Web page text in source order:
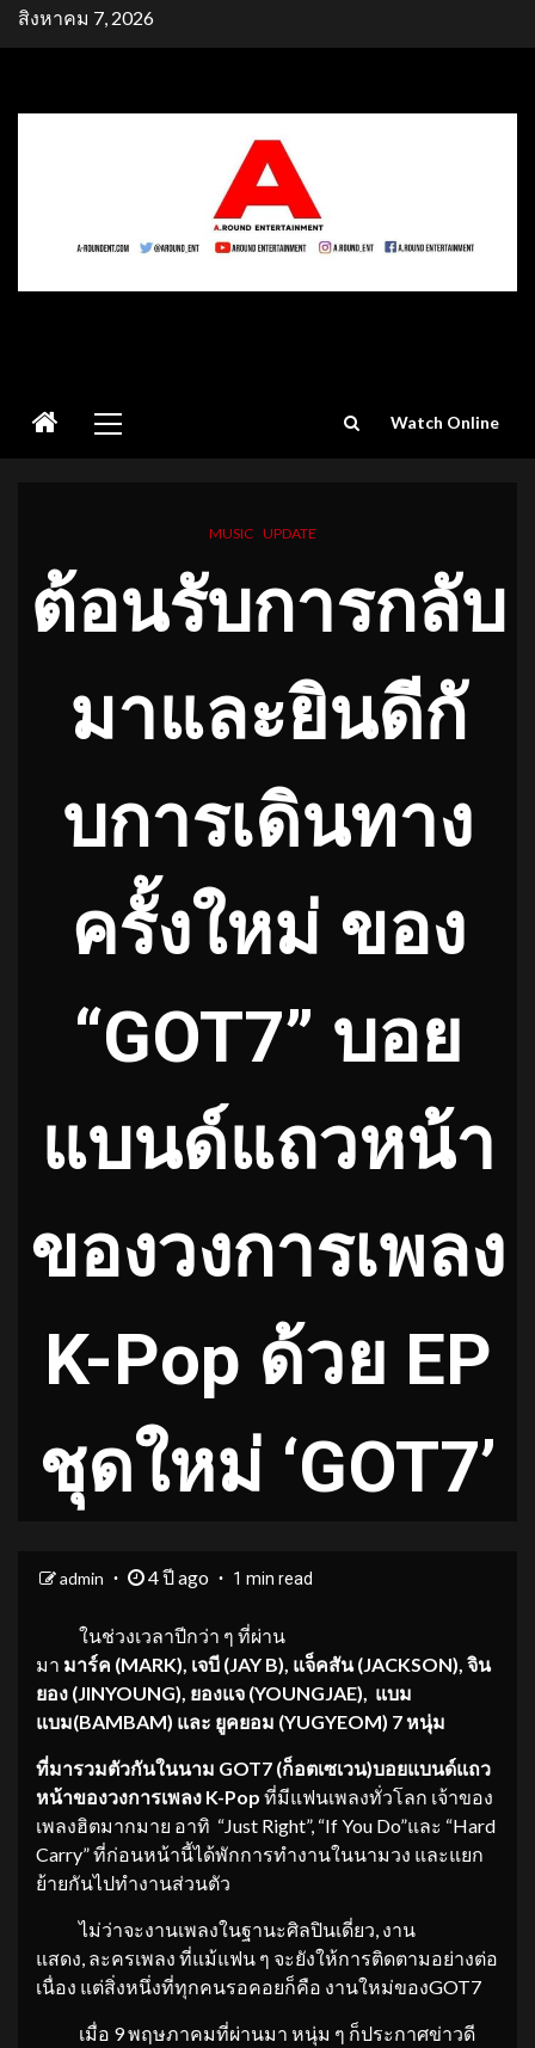
Skipสิงหาคม 7, 2026
Menu
Watch Online
MUSIC UPDATE
ต้อนรับการกลับ
มาและยินดีกั
บการเดินทาง
ครั้งใหม่ ของ
“GOT7” บอย
แบนด์แถวหน้า
ของวงการเพลง
K-Pop ด้วย EP
ชุดใหม่ ‘GOT7’
admin 4 ปี ago 1 min read
ในช่วงเวลาปีกว่า ๆ ที่ผ่าน
มา มาร์ค (MARK), เจบี (JAY B), แจ็คสัน (JACKSON), จิน
ยอง (JINYOUNG), ยองแจ (YOUNGJAE), แบม
แบม(BAMBAM) และ ยูคยอม (YUGYEOM) 7 หนุ่ม
ที่มารวมตัวกันในนาม GOT7 (ก็อตเซเวน)บอยแบนด์แถว
หน้าของวงการเพลง K-Pop ที่มีแฟนเพลงทั่วโลก เจ้าของ
เพลงฮิตมากมาย อาทิ “Just Right”, “If You Do”และ “Hard
Carry” ที่ก่อนหน้านี้ได้พักการทำงานในนามวง และแยก
ย้ายกันไปทำงานส่วนตัว
ไม่ว่าจะงานเพลงในฐานะศิลปินเดี่ยว, งาน
แสดง, ละครเพลง ที่แม้แฟน ๆ จะยังให้การติดตามอย่างต่อ
เนื่อง แต่สิ่งหนึ่งที่ทุกคนรอคอยก็คือ งานใหม่ของGOT7
เมื่อ 9 พฤษภาคมที่ผ่านมา หนุ่ม ๆ ก็ประกาศข่าวดี